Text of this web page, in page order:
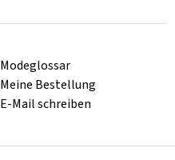
Modeglossar
Meine Bestellung
E-Mail schreiben